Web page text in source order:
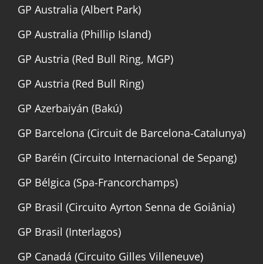
GP Australia (Albert Park)
GP Australia (Phillip Island)
GP Austria (Red Bull Ring, MGP)
GP Austria (Red Bull Ring)
GP Azerbaiyán (Bakú)
GP Barcelona (Circuit de Barcelona-Catalunya)
GP Baréin (Circuito Internacional de Sepang)
GP Bélgica (Spa-Francorchamps)
GP Brasil (Circuito Ayrton Senna de Goiânia)
GP Brasil (Interlagos)
GP Canadá (Circuito Gilles Villeneuve)